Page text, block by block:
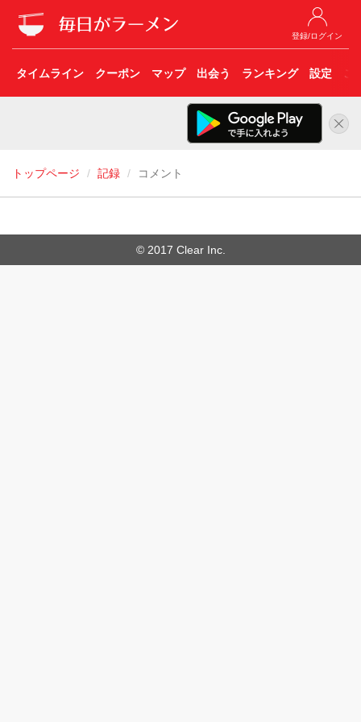
登録/ログイン
タイムライン クーポン マップ 出会う ランキング 設定 こ
トップページ 記録 コメント
© 2017 Clear Inc.